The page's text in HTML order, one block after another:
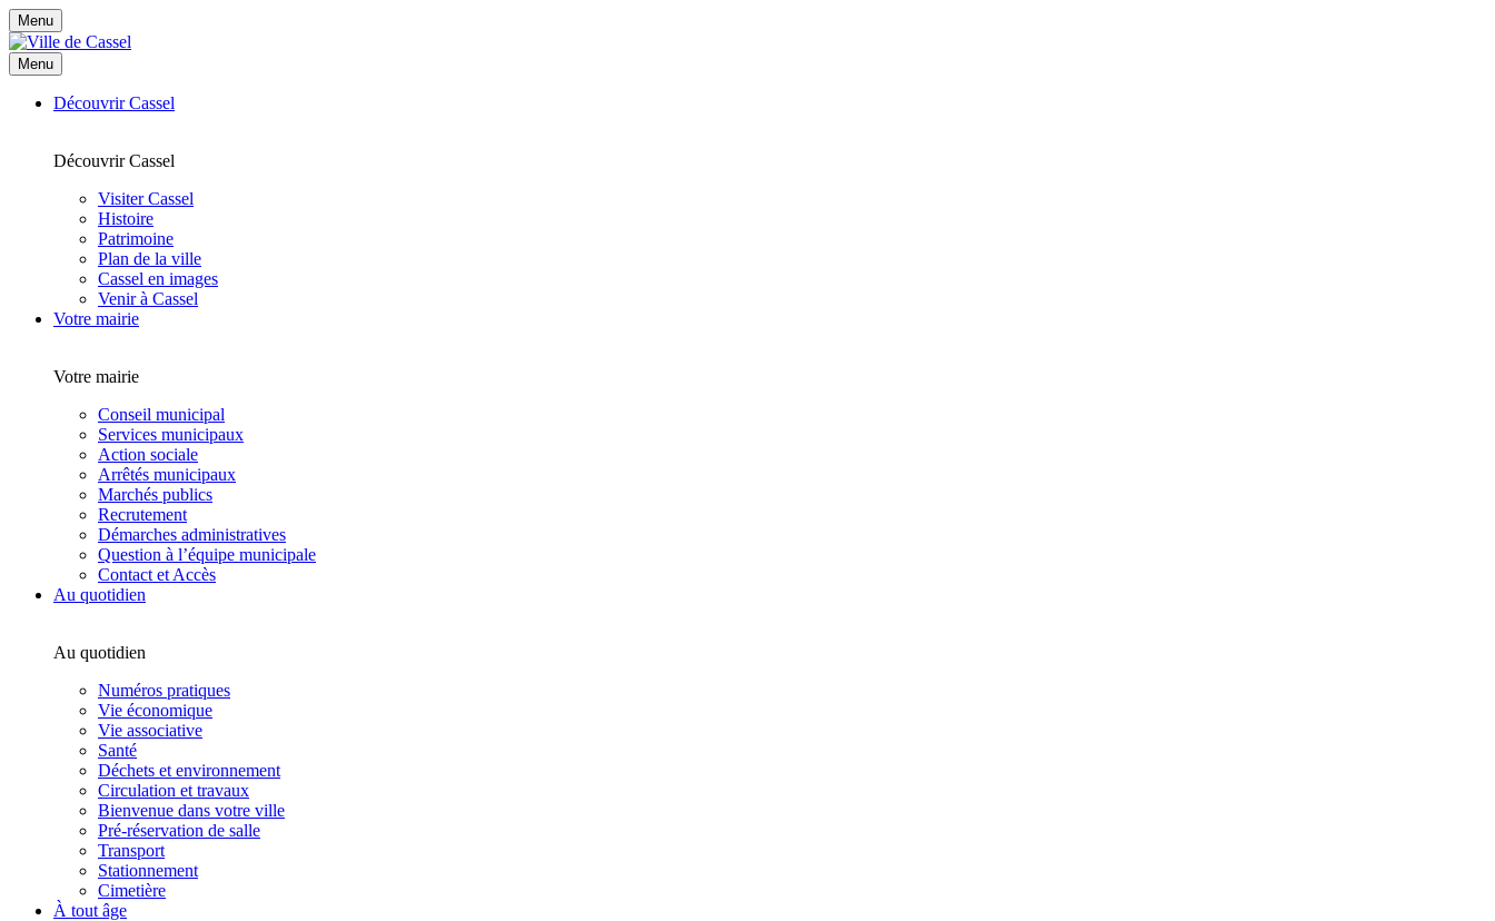
Menu
Menu
Découvrir Cassel
Découvrir Cassel
Visiter Cassel
Histoire
Patrimoine
Plan de la ville
Cassel en images
Venir à Cassel
Votre mairie
Votre mairie
Conseil municipal
Services municipaux
Action sociale
Arrêtés municipaux
Marchés publics
Recrutement
Démarches administratives
Question à l’équipe municipale
Contact et Accès
Au quotidien
Au quotidien
Numéros pratiques
Vie économique
Vie associative
Santé
Déchets et environnement
Circulation et travaux
Bienvenue dans votre ville
Pré-réservation de salle
Transport
Stationnement
Cimetière
À tout âge